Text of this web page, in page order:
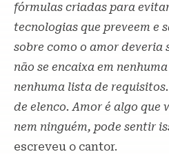
fórmulas criadas para
tecnologias que preveem e
sobre como o amor deveria
não se encaixa em
nenhuma lista de
de elenco. Amor é algo que
nem ninguém, pode sentir
escreveu o cantor.